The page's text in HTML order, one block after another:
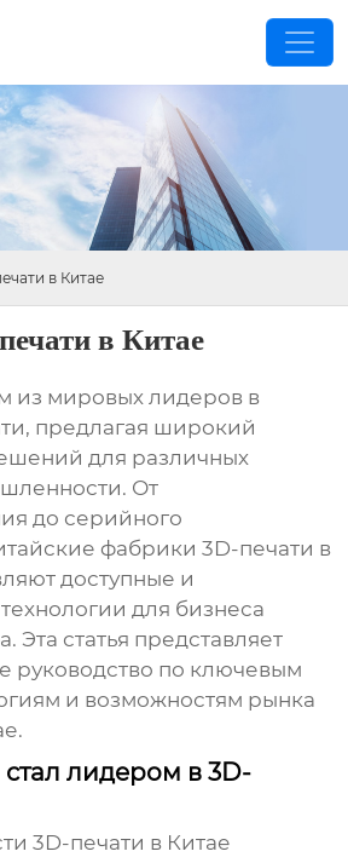
в Китае
в Китае
из мировых лидеров в
предлагая широкий
для различных
От
до серийного
фабрики 3D-печати в
доступные и
для бизнеса
Эта статья представляет
руководство по ключевым
и возможностям рынка
лидером в 3D-
3D-печати в Китае